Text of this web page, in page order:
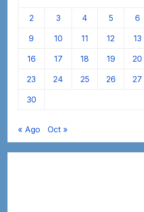
2 3 4 5 6
9 10 11 12 13
16 17 18 19 20
23 24 25 26 27
30
« Ago Oct »